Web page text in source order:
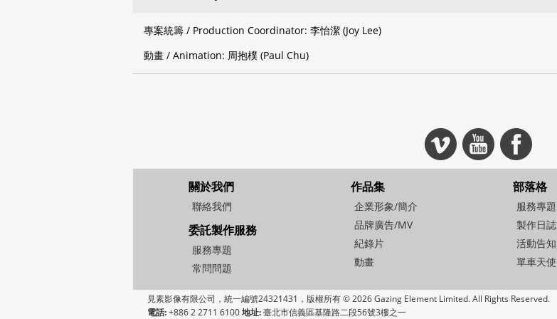
專案統籌 / Production Coordinator: 李怡潔 (Joy Lee)
動畫 / Animation: 周抱樸 (Paul Chu)
關於我們
聯絡我們
委託製作服務
服務專題
常問問題
作品集
企業形象/簡介
品牌廣告/MV
紀錄片
動畫
部落格
服務專題
製作日誌
活動告知
單車天使
見素影像有限公司，統一編號24321431，版權所有 © 2026 Gazing Element Limited. All Rights Reserved.
電話:+886 2 2711 6100地址:臺北市信義區基隆路二段56號3樓之一